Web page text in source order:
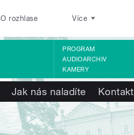
O rozhlase Více
PROGRAM
AUDIOARCHIV
KAMERY
Jak nás naladíte Kontakt